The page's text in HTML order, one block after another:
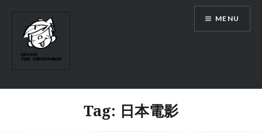
content
MENU
Tag: 日本電影